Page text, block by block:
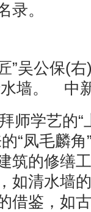
录。
”吴公保(
墙。 中
学艺的“
“凤毛麟
筑的修缮
如清水墙
借鉴，如